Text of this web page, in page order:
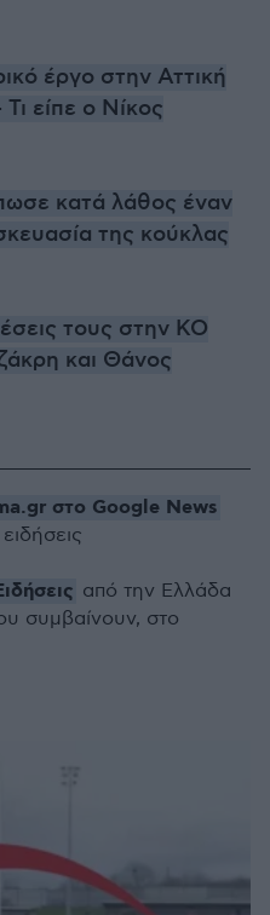
έργο στην Αττική
είπε ο Νίκος
κατά λάθος έναν
της κούκλας
τους στην ΚΟ
και Θάνος
στο Google News
από την Ελλάδα
συμβαίνουν, στο